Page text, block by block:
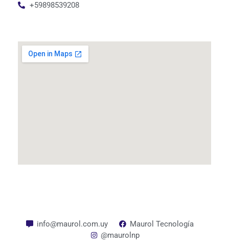
+59898539208
info@maurol.com.uy
Maurol Tecnología
@maurolnp